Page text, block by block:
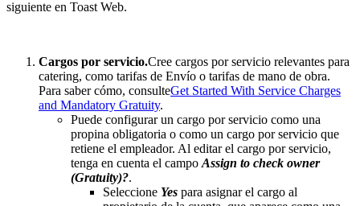
siguiente en Toast Web.
Cargos por servicio.Cree cargos por servicio relevantes para
catering, como tarifas de Envío o tarifas de mano de obra.
Para saber cómo, consulteGet Started With Service Charges
and Mandatory Gratuity.
Puede configurar un cargo por servicio como una
propina obligatoria o como un cargo por servicio que
retiene el empleador. Al editar el cargo por servicio,
tenga en cuenta el campo Assign to check owner
(Gratuity)?.
Seleccione Yes para asignar el cargo al